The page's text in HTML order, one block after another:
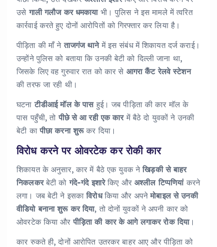
उसेगाली गलौज कर धमकायाभी। पुलिस ने इस मामले में त्वरित
कार्रवाई करते हुए दोनों आरोपितों को गिरफ्तार कर लिया है।
पीड़िता की माँ नेताजगंज थानेमें इस संबंध में शिकायत दर्ज कराई।
उन्होंने पुलिस को बताया कि उनकी बेटी को दिल्ली जाना था,
जिसके लिए वह गुरुवार रात को कार से आगरा कैंट रेलवे स्टेशन
की तरफ जा रही थी।
घटनाटीडीआई मॉल के पासहुई। जब पीड़िता की कार मॉल के
पास पहुँची, तोपीछे से आ रही एक कारमें बैठे दो युवकों ने उनकी
बेटी कापीछा करना शुरूकर दिया।
विरोध करने पर ओवरटेक कर रोकी कार
शिकायत के अनुसार, कार में बैठे एक युवक नेखिड़की से बाहर
निकलकरबेटी कोगंदे-गंदे इशारेकिए और अश्लील टिप्पणियांकरने
लगा। जब बेटी ने इसकाविरोधकिया और अपनेमोबाइल से उनकी
वीडियो बनाना शुरू कर दिया, तो दोनों युवकों ने अपनी कार को
ओवरटेक किया औरपीड़िता की कार के आगे लगाकर रोक दिया।
कार रुकते ही, दोनों आरोपित उतरकर बाहर आए और पीड़िता को